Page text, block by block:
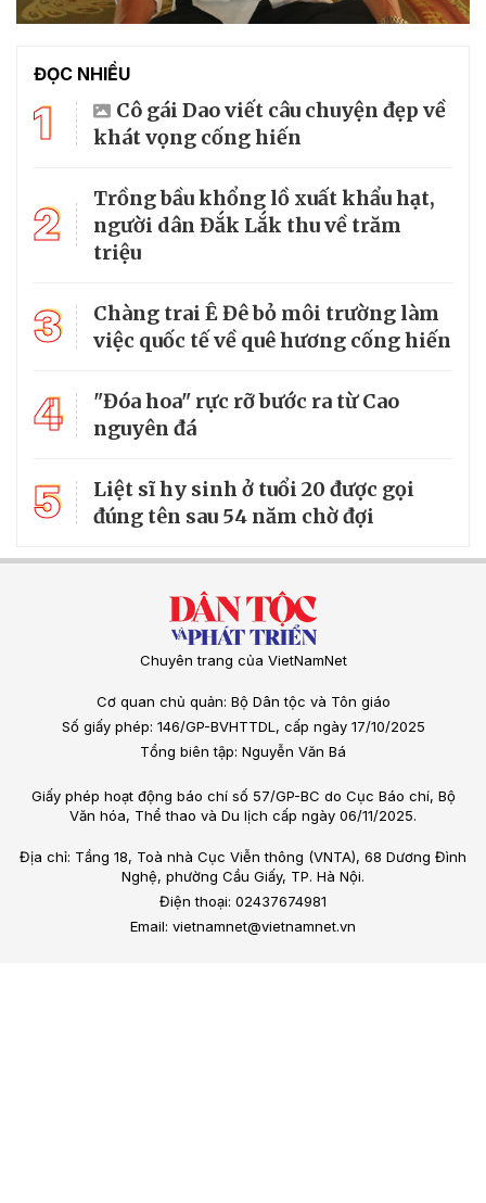
ĐỌC NHIỀU
1
Cô gái Dao viết câu chuyện đẹp về
khát vọng cống hiến
2
Trồng bầu khổng lồ xuất khẩu hạt,
người dân Đắk Lắk thu về trăm
triệu
3
Chàng trai Ê Đê bỏ môi trường làm
việc quốc tế về quê hương cống hiến
4
"Đóa hoa" rực rỡ bước ra từ Cao
nguyên đá
5
Liệt sĩ hy sinh ở tuổi 20 được gọi
đúng tên sau 54 năm chờ đợi
Chuyên trang của VietNamNet
Cơ quan chủ quản: Bộ Dân tộc và Tôn giáo
Số giấy phép: 146/GP-BVHTTDL, cấp ngày 17/10/2025
Tổng biên tập: Nguyễn Văn Bá
Giấy phép hoạt động báo chí số 57/GP-BC do Cục Báo chí, Bộ
Văn hóa, Thể thao và Du lịch cấp ngày 06/11/2025.
Địa chỉ: Tầng 18, Toà nhà Cục Viễn thông (VNTA), 68 Dương Đình
Nghệ, phường Cầu Giấy, TP. Hà Nội.
Điện thoại: 02437674981
Email: vietnamnet@vietnamnet.vn